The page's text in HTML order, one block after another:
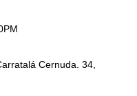
Cernuda. 34,